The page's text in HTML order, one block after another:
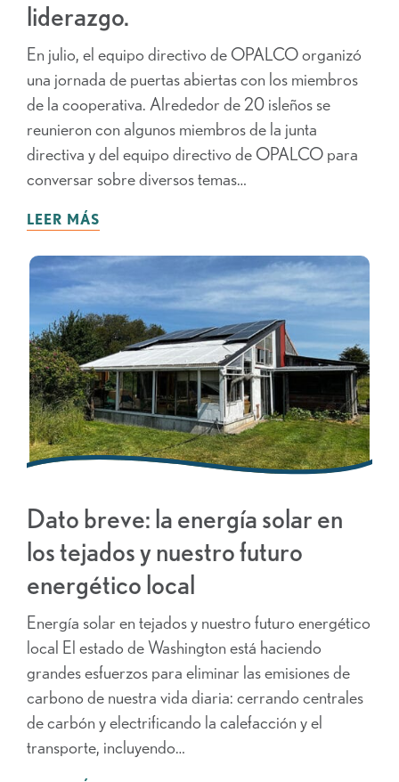
liderazgo.
En julio, el equipo directivo de OPALCO organizó
una jornada de puertas abiertas con los miembros
de la cooperativa. Alrededor de 20 isleños se
reunieron con algunos miembros de la junta
directiva y del equipo directivo de OPALCO para
conversar sobre diversos temas…
LEER MÁS
Dato breve: la energía solar en
los tejados y nuestro futuro
energético local
Energía solar en tejados y nuestro futuro energético
local El estado de Washington está haciendo
grandes esfuerzos para eliminar las emisiones de
carbono de nuestra vida diaria: cerrando centrales
de carbón y electrificando la calefacción y el
transporte, incluyendo…